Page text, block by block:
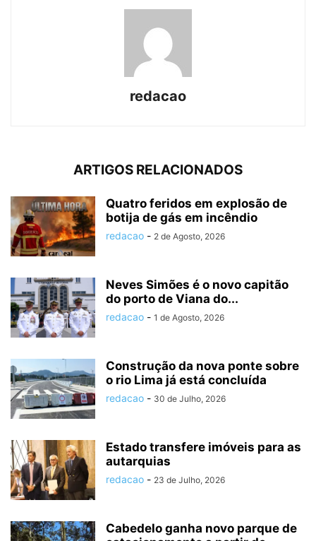
redacao
ARTIGOS RELACIONADOS
Quatro feridos em explosão de
botija de gás em incêndio
redacao - 2 de Agosto, 2026
Neves Simões é o novo capitão
do porto de Viana do...
redacao - 1 de Agosto, 2026
Construção da nova ponte sobre
o rio Lima já está concluída
redacao - 30 de Julho, 2026
Estado transfere imóveis para as
autarquias
redacao - 23 de Julho, 2026
Cabedelo ganha novo parque de